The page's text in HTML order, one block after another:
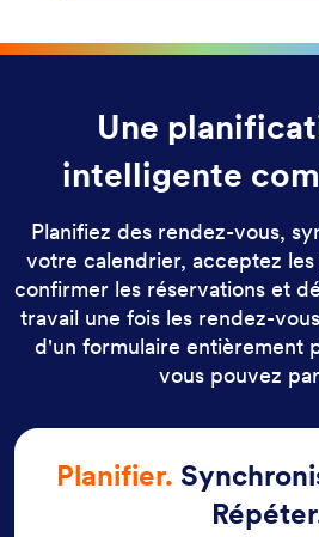
Une
intelligente
Planifiez des rendez-vous,
votre calendrier, acceptez
confirmer les réservations et
travail une fois les rendez-
d'un formulaire entièrement
vous pouvez
Planifier.